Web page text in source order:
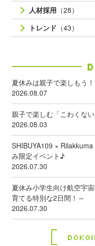
人材採用 （28）
トレンド （43）
夏休みは親子で楽しもう
2026.08.07
親子で楽しむ「こわくな
2026.08.03
SHIBUYA109 ×
み限定イベント♪
2026.07.30
夏休み小学生向け航空宇
育てる特別な2日間！～
2026.07.30